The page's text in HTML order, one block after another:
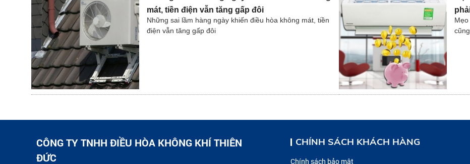
mát, tiền điện vẫn tăng gấp đôi
Những sai lầm hàng ngày khiến điều hòa không mát, tiền
điện vẫn tăng gấp đôi
CÔNG TY TNHH ĐIỀU HÒA KHÔNG KHÍ THIÊN
ĐỨC
CHÍNH SÁCH KHÁCH HÀNG
Chính sách bảo mật